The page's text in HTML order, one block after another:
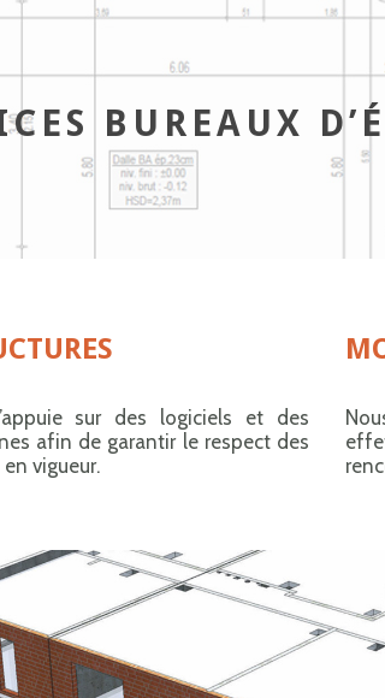
BUREAUX
sur des logiciels et des
afin de garantir le respect des
vigueur.